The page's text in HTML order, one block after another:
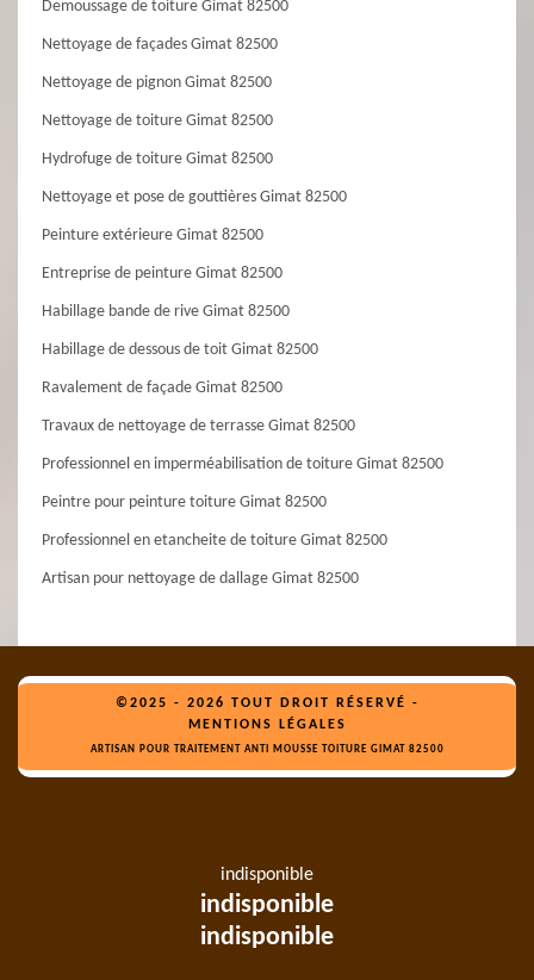
Demoussage de toiture Gimat 82500
Nettoyage de façades Gimat 82500
Nettoyage de pignon Gimat 82500
Nettoyage de toiture Gimat 82500
Hydrofuge de toiture Gimat 82500
Nettoyage et pose de gouttières Gimat 82500
Peinture extérieure Gimat 82500
Entreprise de peinture Gimat 82500
Habillage bande de rive Gimat 82500
Habillage de dessous de toit Gimat 82500
Ravalement de façade Gimat 82500
Travaux de nettoyage de terrasse Gimat 82500
Professionnel en imperméabilisation de toiture Gimat 82500
Peintre pour peinture toiture Gimat 82500
Professionnel en etancheite de toiture Gimat 82500
Artisan pour nettoyage de dallage Gimat 82500
©2025 - 2026 TOUT DROIT RÉSERVÉ -
MENTIONS LÉGALES
ARTISAN POUR TRAITEMENT ANTI MOUSSE TOITURE GIMAT 82500
indisponible
indisponible
indisponible